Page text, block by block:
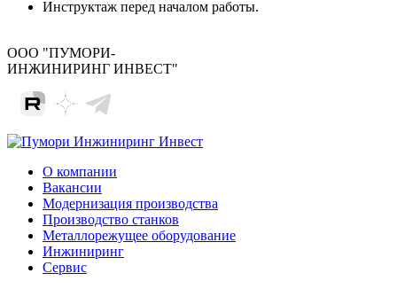
Инструктаж перед началом работы.
ООО "ПУМОРИ-
ИНЖИНИРИНГ ИНВЕСТ"
О компании
Вакансии
Модернизация производства
Производство станков
Металлорежущее оборудование
Инжиниринг
Сервис